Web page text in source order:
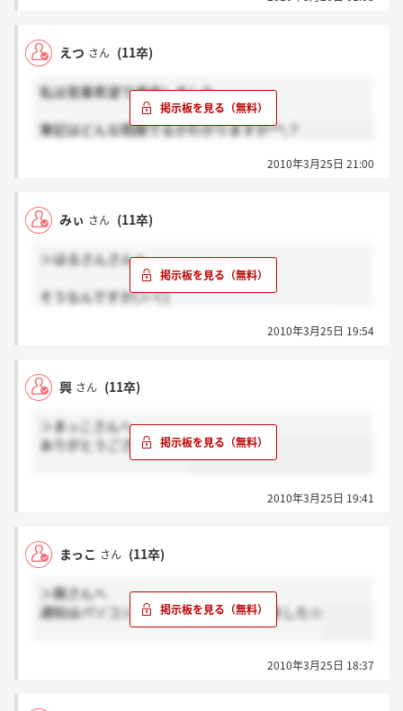
えつ さん (11卒)
私は営業希望で通過しました。
筆記はどんな問題でるかわかりますか^^;？
2010年3月25日 21:00
みぃ さん (11卒)
＞はるさんさんへ
そうなんですか(＞＜)
2010年3月25日 19:54
興 さん (11卒)
＞まっこさんへ
ありがとうございます！
2010年3月25日 19:41
まっこ さん (11卒)
＞興さんへ
通知はパソコンのメールアドレスに来ました☆
2010年3月25日 18:37